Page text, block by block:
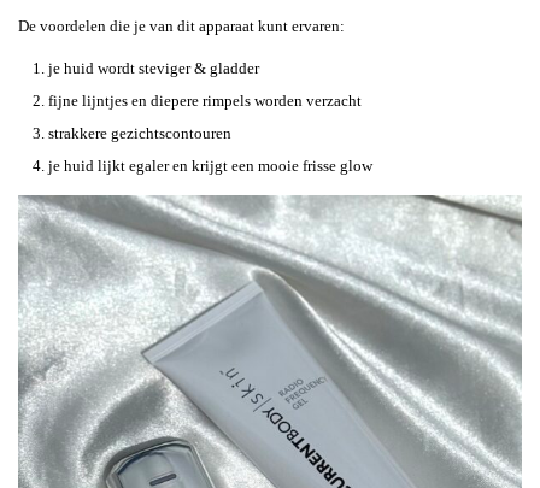
De voordelen die je van dit apparaat kunt ervaren:
je huid wordt steviger & gladder
fijne lijntjes en diepere rimpels worden verzacht
strakkere gezichtscontouren
je huid lijkt egaler en krijgt een mooie frisse glow